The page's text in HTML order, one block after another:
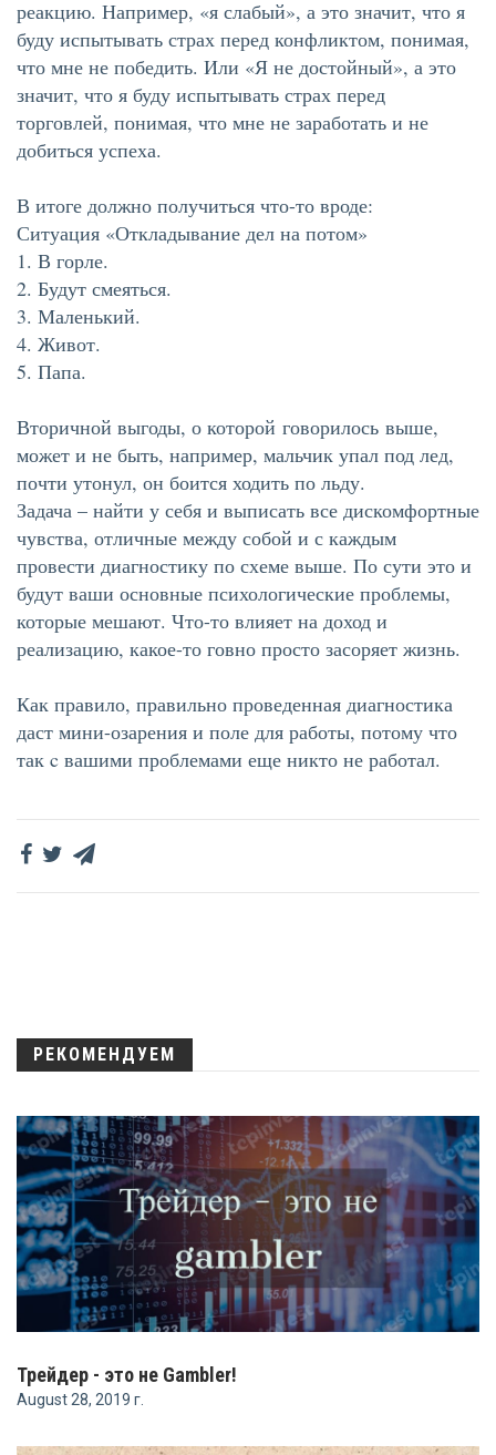
реакцию. Например, «я слабый», а это значит, что я
буду испытывать страх перед конфликтом, понимая,
что мне не победить. Или «Я не достойный», а это
значит, что я буду испытывать страх перед
торговлей, понимая, что мне не заработать и не
добиться успеха.
В итоге должно получиться что-то вроде:
Ситуация «Откладывание дел на потом»
1. В горле.
2. Будут смеяться.
3. Маленький.
4. Живот.
5. Папа.
Вторичной выгоды, о которой говорилось выше,
может и не быть, например, мальчик упал под лед,
почти утонул, он боится ходить по льду.
Задача – найти у себя и выписать все дискомфортные
чувства, отличные между собой и с каждым
провести диагностику по схеме выше. По сути это и
будут ваши основные психологические проблемы,
которые мешают. Что-то влияет на доход и
реализацию, какое-то говно просто засоряет жизнь.
Как правило, правильно проведенная диагностика
даст мини-озарения и поле для работы, потому что
так c вашими проблемами еще никто не работал.
РЕКОМЕНДУЕМ
Трейдер - это не Gambler!
August 28, 2019 г.